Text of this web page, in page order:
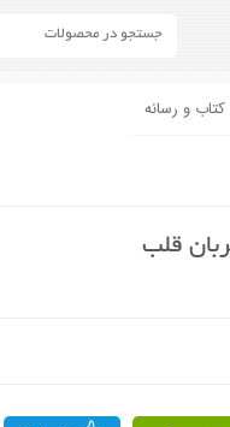
کتاب و رسانه
قلب